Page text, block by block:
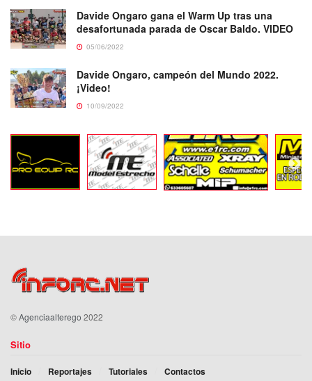
Davide Ongaro gana el Warm Up tras una
desafortunada parada de Oscar Baldo. VIDEO
05/06/2022
Davide Ongaro, campeón del Mundo 2022.
¡Video!
10/09/2022
©Agenciaalterego 2022
Sitio
Inicio Reportajes Tutoriales Contactos